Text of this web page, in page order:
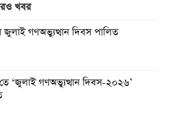
এ দেশেই হবে, সে যত শক্তিশালীই হোক
গণঅভ্যুত্থান দিবসে ব্যারিস্টার মীর হেলাল
রাজনৈতিক মাফিয়া ও দুর্বৃত্তায়নের
রক্তঝরা জুলাই-আগস্ট প্রত্যাশা আর প্রাপ্তি
অনুষ্ঠিত
খবর
জুলাই গণঅভ্যুত্থান দিবস পালিত
‘জুলাই গণঅভ্যুত্থান দিবস-২০২৬’